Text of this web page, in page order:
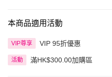
本商品適用活動
VIP尊享 VIP 95折優惠
活動 滿HK$300.00加購區